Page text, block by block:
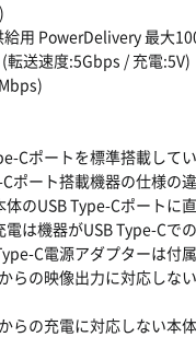
用 PowerDelivery 最大
送速度:5Gbps / 充電:5V)
Cポートを標準搭載して
ポート搭載機器の仕様の
体のUSB Type-Cポートに
電は機器がUSB Type-Cで
C電源アダプターは付
らの映像出力に対応し
らの充電に対応しない